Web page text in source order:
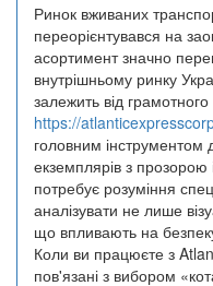
Ринок вживаних
переорієнтувався на
асортимент значно
внутрішньому ринку
залежить від
https://
головним інструментом
екземплярів з прозорою
потребує розуміння
аналізувати не лише
що впливають на
Коли ви працюєте з
пов'язані з вибором